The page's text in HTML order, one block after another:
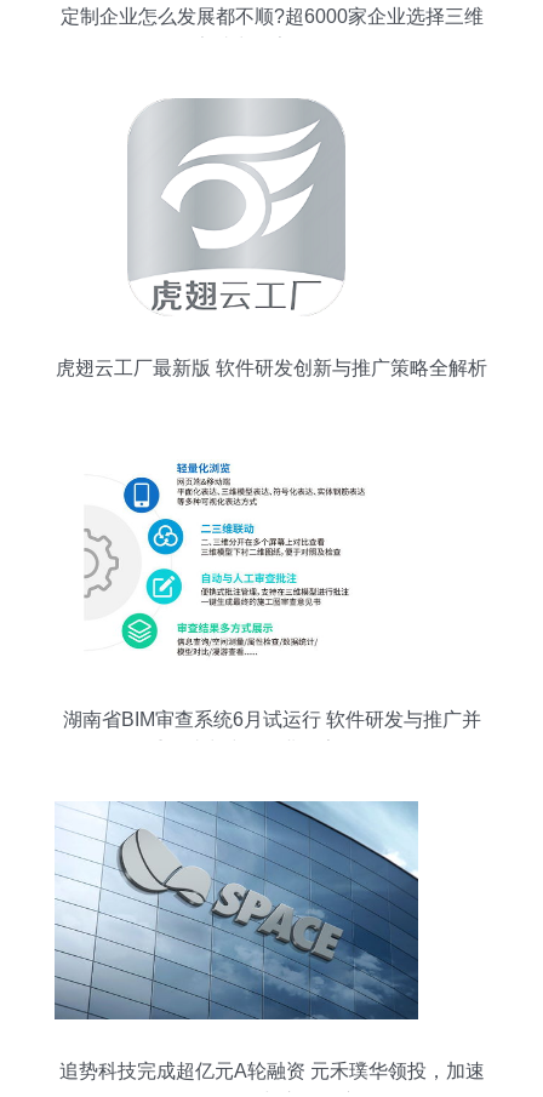
定制企业怎么发展都不顺?超6000家企业选择三维
虎翅云工厂最新版 软件研发创新与推广策略全解析
湖南省BIM审查系统6月试运行 软件研发与推广并
追势科技完成超亿元A轮融资 元禾璞华领投，加速